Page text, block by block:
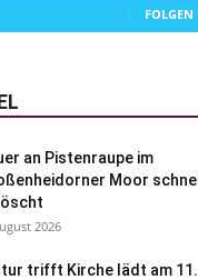
FOLGEN
an Pistenraupe im
Moor schnell
2026
trifft Kirche lädt am 11.